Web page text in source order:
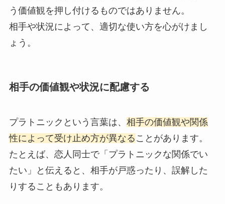
う価値観を押し付けるものではありません。
相手や状況によって、適切な使い方を心がけまし
ょう。
相手の価値観や状況に配慮する
プラトニックという言葉は、 相手の価値観や関係
性によって受け止め方が異なる ことがあります。
たとえば、恋人同士で「プラトニックな関係でい
たい」と伝えると、相手が戸惑ったり、誤解した
りすることもあります。